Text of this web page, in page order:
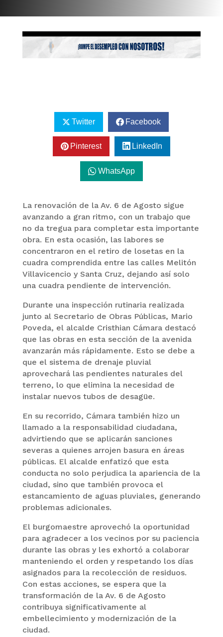
Twitter Facebook
Pinterest LinkedIn
WhatsApp
La renovación de la Av. 6 de Agosto sigue
avanzando a gran ritmo, con un trabajo que
no da tregua para completar esta importante
obra. En esta ocasión, las labores se
concentraron en el retiro de losetas en la
cuadra comprendida entre las calles Melitón
Villavicencio y Santa Cruz, dejando así solo
una cuadra pendiente de intervención.
Durante una inspección rutinaria realizada
junto al Secretario de Obras Públicas, Mario
Poveda, el alcalde Cristhian Cámara destacó
que las obras en esta sección de la avenida
avanzarán más rápidamente. Esto se debe a
que el sistema de drenaje pluvial
aprovechará las pendientes naturales del
terreno, lo que elimina la necesidad de
instalar nuevos tubos de desagüe.
En su recorrido, Cámara también hizo un
llamado a la responsabilidad ciudadana,
advirtiendo que se aplicarán sanciones
severas a quienes arrojen basura en áreas
públicas. El alcalde enfatizó que esta
conducta no solo perjudica la apariencia de la
ciudad, sino que también provoca el
estancamiento de aguas pluviales, generando
problemas adicionales.
El burgomaestre aprovechó la oportunidad
para agradecer a los vecinos por su paciencia
durante las obras y les exhortó a colaborar
manteniendo el orden y respetando los días
asignados para la recolección de residuos.
Con estas acciones, se espera que la
transformación de la Av. 6 de Agosto
contribuya significativamente al
embellecimiento y modernización de la
ciudad.